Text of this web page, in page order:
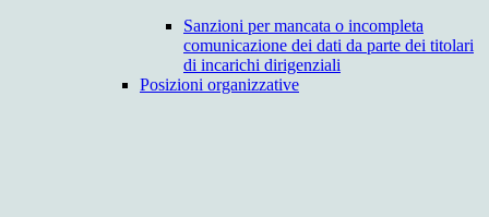
Sanzioni per mancata o incompleta
comunicazione dei dati da parte dei titolari
di incarichi dirigenziali
Posizioni organizzative